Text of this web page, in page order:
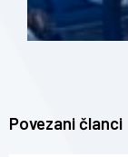
Povezani članci